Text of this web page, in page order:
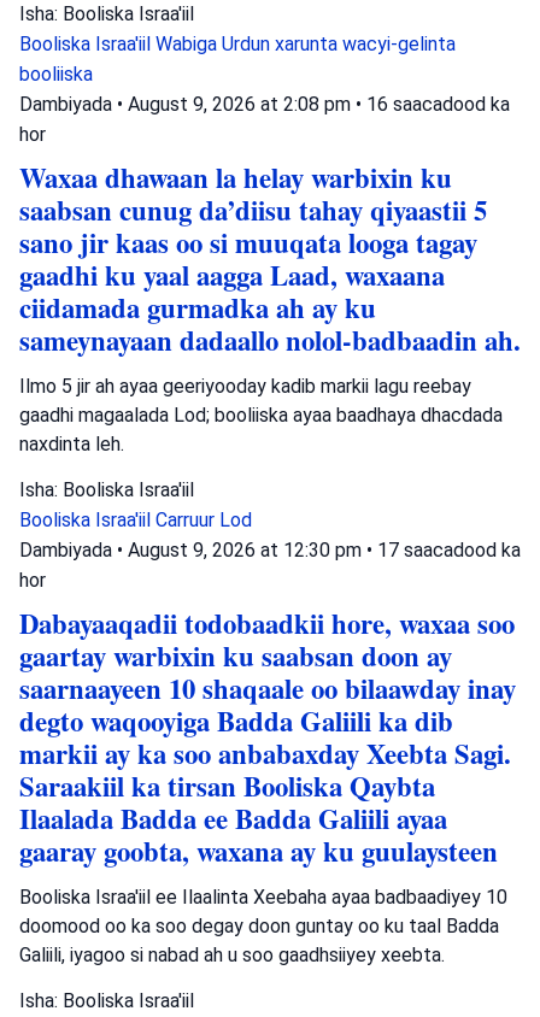
Isha: Booliska Israa'iil
Booliska Israa'iil Wabiga Urdun xarunta wacyi-gelinta
booliiska
Dambiyada • August 9, 2026 at 2:08 pm • 16 saacadood ka
hor
Waxaa dhawaan la helay warbixin ku
saabsan cunug da’diisu tahay qiyaastii 5
sano jir kaas oo si muuqata looga tagay
gaadhi ku yaal aagga Laad, waxaana
ciidamada gurmadka ah ay ku
sameynayaan dadaallo nolol-badbaadin ah.
Ilmo 5 jir ah ayaa geeriyooday kadib markii lagu reebay
gaadhi magaalada Lod; booliiska ayaa baadhaya dhacdada
naxdinta leh.
Isha: Booliska Israa'iil
Booliska Israa'iil Carruur Lod
Dambiyada • August 9, 2026 at 12:30 pm • 17 saacadood ka
hor
Dabayaaqadii todobaadkii hore, waxaa soo
gaartay warbixin ku saabsan doon ay
saarnaayeen 10 shaqaale oo bilaawday inay
degto waqooyiga Badda Galiili ka dib
markii ay ka soo anbabaxday Xeebta Sagi.
Saraakiil ka tirsan Booliska Qaybta
Ilaalada Badda ee Badda Galiili ayaa
gaaray goobta, waxana ay ku guulaysteen
Booliska Israa'iil ee Ilaalinta Xeebaha ayaa badbaadiyey 10
doomood oo ka soo degay doon guntay oo ku taal Badda
Galiili, iyagoo si nabad ah u soo gaadhsiiyey xeebta.
Isha: Booliska Israa'iil